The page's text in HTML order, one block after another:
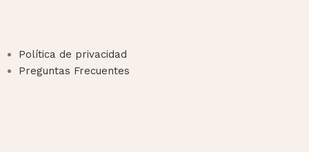
Política de privacidad
Preguntas Frecuentes